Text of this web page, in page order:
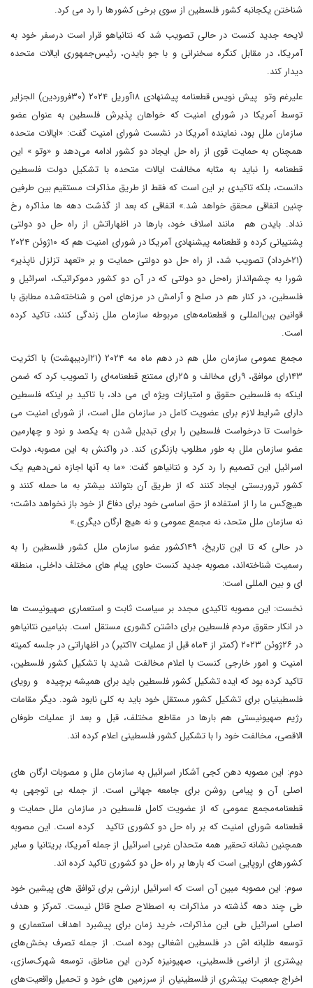
شناختن یکجانبه کشور فلسطین از سوی برخی کشورها را رد می کرد.
لایحه جدید کنست در حالی تصویب شد که نتانیاهو قرار است درسفر خود به
آمریکا، در مقابل کنگره سخنرانی و با جو بایدن، رئیس‌جمهوری ایالات متحده
دیدار کند.
علیرغم وتو پیش نویس قطعنامه پیشنهادی ۱۸آوریل ۲۰۲۴ (۳۰فروردین) الجزایر
توسط آمریکا در شورای امنیت که خواهان پذیرش فلسطین به عنوان عضو
سازمان ملل بود، نماینده آمریکا در نشست شورای امنیت گفت: «ایالات متحده
همچنان به حمایت قوی از راه حل ایجاد دو کشور ادامه می‌دهد و «وتو » این
قطعنامه را نباید به مثابه مخالفت ایالات متحده با تشکیل دولت فلسطین
دانست، بلکه تاکیدی بر این است که فقط از طریق مذاکرات مستقیم بین طرفین
چنین اتفاقی محقق خواهد شد.» اتفاقی که بعد از گذشت دهه ها مذاکره رخ
نداد. بایدن هم مانند اسلاف خود، بارها در اظهاراتش از راه حل دو دولتی
پشتیبانی کرده و قطعنامه پیشنهادی آمریکا در شورای امنیت هم که ۱۰ژوئن ۲۰۲۴
(۲۱خرداد) تصویب شد، از راه حل دو دولتی حمایت و بر «تعهد تزلزل ناپذیر»
شورا به چشم‌انداز راه‌حل دو دولتی که در آن دو کشور دموکراتیک، اسرائیل و
فلسطین، در کنار هم در صلح و آرامش در مرزهای امن و شناخته‌شده مطابق با
قوانین بین‌المللی و قطعنامه‌های مربوطه سازمان ملل زندگی ‌کنند، تاکید کرده
است.
مجمع عمومی سازمان ملل هم در دهم ماه مه ۲۰۲۴ (۲۱اردیبهشت) با اکثریت
۱۴۳رای موافق، ۹رای مخالف و ۲۵رای ممتنع قطعنامه‌ای را تصویب کرد که ضمن
اینکه به فلسطین حقوق و امتیازات ویژه ای می داد، با تاکید بر اینکه فلسطین
دارای شرایط لازم برای عضویت کامل در سازمان ملل است، از شورای امنیت می
خواست تا درخواست فلسطین را برای تبدیل شدن به یکصد و نود و چهارمین
عضو سازمان ملل به طور مطلوب بازنگری کند. در واکنش به این مصوبه، دولت
اسرائیل این تصمیم را رد کرد و نتانیاهو گفت: «ما به آنها اجازه نمی‌دهیم یک
کشور تروریستی ایجاد کنند که از طریق آن بتوانند بیشتر به ما حمله کنند و
هیچ‌کس ما را از استفاده از حق اساسی خود برای دفاع از خود باز نخواهد داشت؛
نه سازمان ملل متحد، نه مجمع عمومی و نه هیچ ارگان دیگری.»
در حالی که تا این تاریخ، ۱۴۹کشور عضو سازمان ملل کشور فلسطین را به
رسمیت شناخته‌اند، مصوبه جدید کنست حاوی پیام های مختلف داخلی، منطقه
ای و بین المللی است:
نخست: این مصوبه تاکیدی مجدد بر سیاست ثابت و استعماری صهیونیست ها
در انکار حقوق مردم فلسطین برای داشتن کشوری مستقل است. بنیامین نتانیاهو
در ۲۶ژوئن ۲۰۲۳ (کمتر از ۴ماه قبل از عملیات ۷اکتبر) در اظهاراتی در جلسه کمیته
امنیت و امور خارجی کنست با اعلام مخالفت شدید با تشکیل کشور فلسطین،
تاکید کرده بود که ایده تشکیل کشور فلسطین باید برای همیشه برچیده و رویای
فلسطینیان برای تشکیل کشور مستقل خود باید به کلی نابود شود. دیگر مقامات
رژیم صهیونیستی هم بارها در مقاطع مختلف، قبل و بعد از عملیات طوفان
الاقصی، مخالفت خود را با تشکیل کشور فلسطینی اعلام کرده اند.
دوم: این مصوبه دهن کجی آشکار اسرائیل به سازمان ملل و مصوبات ارگان های
اصلی آن و پیامی روشن برای جامعه جهانی است. از جمله بی توجهی به
قطعنامه‌مجمع عمومی که از عضویت کامل فلسطین در سازمان ملل حمایت و
قطعنامه شورای امنیت که بر راه حل دو کشوری تاکید کرده است. این مصوبه
همچنین نشانه تحقیر همه متحدان غربی اسرائیل از جمله آمریکا، بریتانیا و سایر
کشورهای اروپایی است که بارها بر راه حل دو کشوری تاکید کرده اند.
سوم: این مصوبه مبین آن است که اسرائیل ارزشی برای توافق های پیشین خود
طی چند دهه گذشته در مذاکرات به اصطلاح صلح قائل نیست. تمرکز و هدف
اصلی اسرائیل طی این مذاکرات، خرید زمان برای پیشبرد اهداف استعماری و
توسعه طلبانه اش در فلسطین اشغالی بوده است. از جمله تصرف بخش‌های
بیشتری از اراضی فلسطینی، صهیونیزه کردن این مناطق، توسعه شهرک‌سازی،
اخراج جمعیت بیتشری از فلسطینیان از سرزمین های خود و تحمیل واقعیت‌های